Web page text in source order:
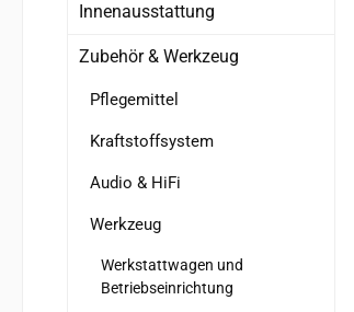
Innenausstattung
Zubehör & Werkzeug
Pflegemittel
Kraftstoffsystem
Audio & HiFi
Werkzeug
Werkstattwagen und
Betriebseinrichtung